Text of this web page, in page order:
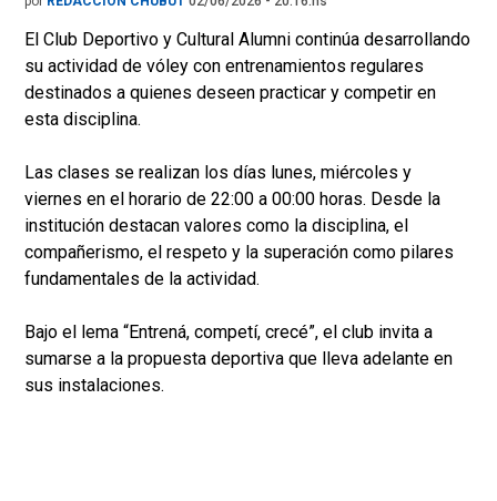
El Club Deportivo y Cultural Alumni continúa desarrollando
su actividad de vóley con entrenamientos regulares
destinados a quienes deseen practicar y competir en
esta disciplina.
Las clases se realizan los días lunes, miércoles y
viernes en el horario de 22:00 a 00:00 horas. Desde la
institución destacan valores como la disciplina, el
compañerismo, el respeto y la superación como pilares
fundamentales de la actividad.
Bajo el lema “Entrená, competí, crecé”, el club invita a
sumarse a la propuesta deportiva que lleva adelante en
sus instalaciones.